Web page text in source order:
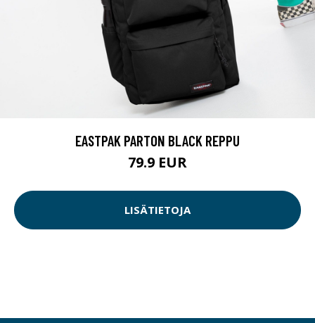
EASTPAK PARTON BLACK REPPU
79.9 EUR
LISÄTIETOJA